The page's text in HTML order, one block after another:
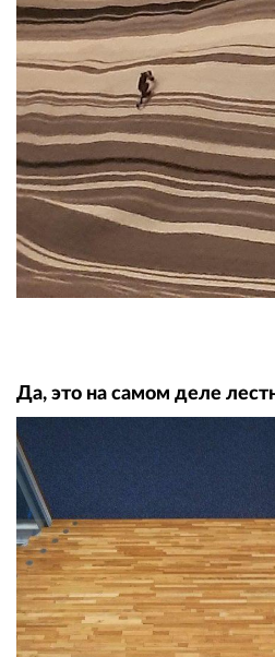
Да, это на самом деле